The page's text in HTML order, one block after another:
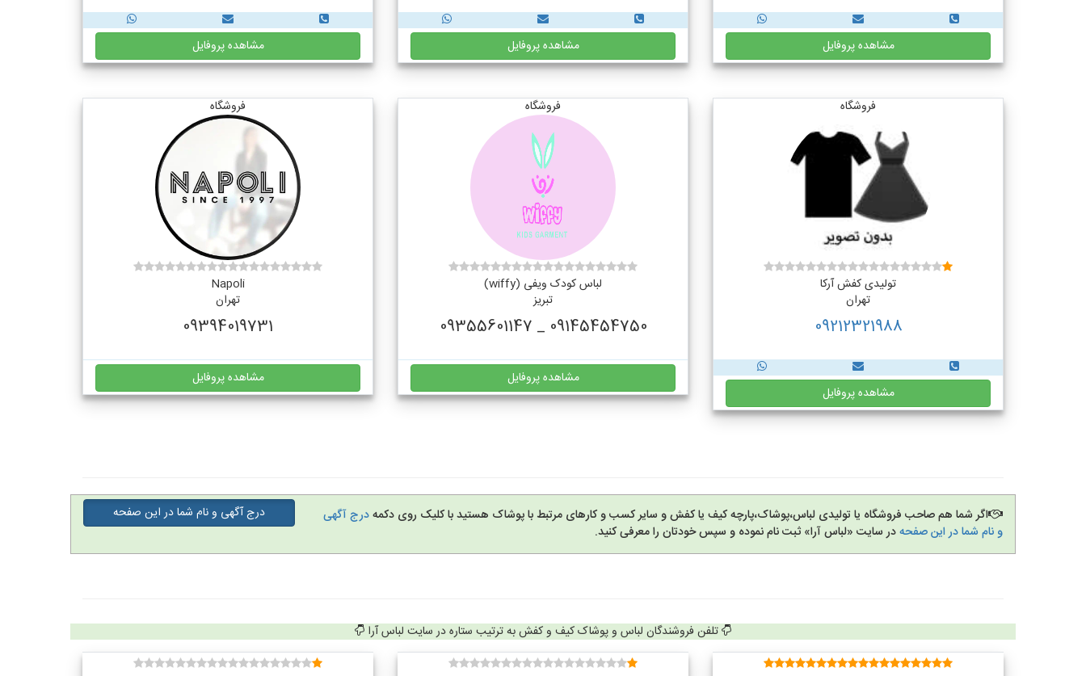
مشاهده پروفایل مشاهده پروفایل مشاهده پروفایل
فروشگاه
تولیدی کفش آرکا
تهران
09212321988
مشاهده پروفایل
فروشگاه
لباس کودک ویفی (wiffy)
تبریز
09145454750 _ 09355601147
مشاهده پروفایل
فروشگاه
Napoli
تهران
09394019731
مشاهده پروفایل
اگر شما هم صاحب فروشگاه یا تولیدی لباس،پوشاک،پارچه کیف یا کفش و سایر کسب و کارهای مرتبط با پوشاک هستید با کلیک روی دکمهدرج آگهی
و نام شما در این صفحهدر سایت «لباس آرا» ثبت نام نموده و سپس خودتان را معرفی کنید.
درج آگهی و نام شما در این صفحه
تلفن فروشندگان لباس و پوشاک کیف و کفش به ترتیب ستاره در سایت لباس آرا